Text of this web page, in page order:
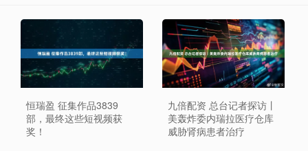
恒瑞盈 征集作品3839
部，最终这些短视频获
奖！
九倍配资 总台记者探访丨
美轰炸委内瑞拉医疗仓库
威胁肾病患者治疗